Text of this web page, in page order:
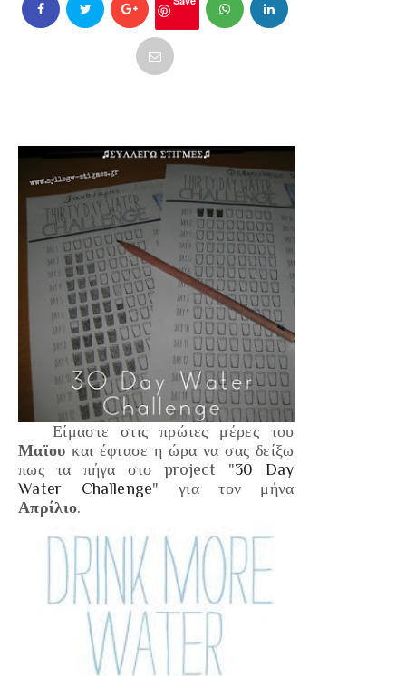
Είμαστε στις πρώτες μέρες του
Μαϊου και έφτασε η ώρα να σας δείξω
πως τα πήγα στο project "30 Day
Water Challenge" για τον μήνα
Απρίλιο.